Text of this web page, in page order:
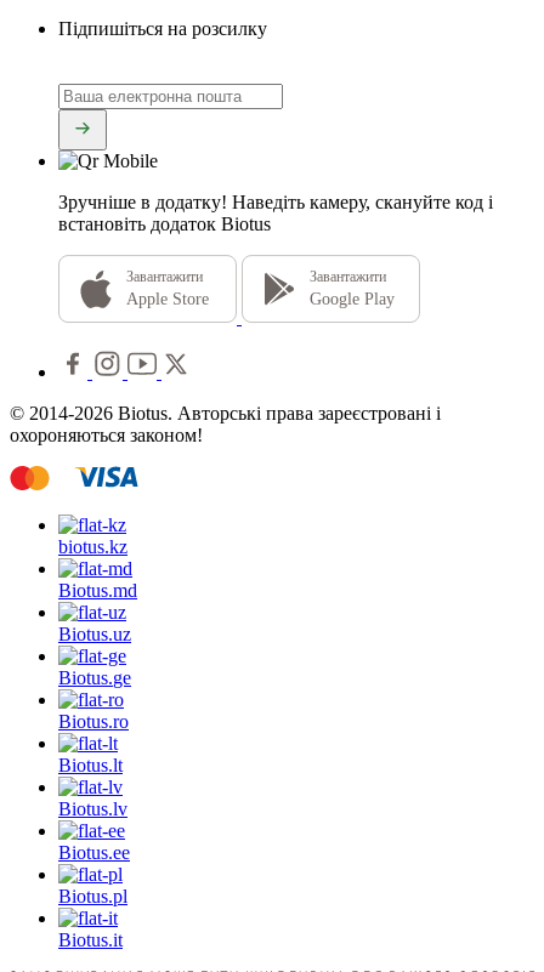
Підпишіться на розсилку
Зручніше в додатку! Наведіть камеру, скануйте код і
встановіть додаток Biotus
Завантажити
Apple Store
Завантажити
Google Play
© 2014-2026 Biotus. Авторські права зареєстровані і
охороняються законом!
biotus.kz
Biotus.md
Biotus.uz
Biotus.ge
Biotus.ro
Biotus.lt
Biotus.lv
Biotus.ee
Biotus.pl
Biotus.it